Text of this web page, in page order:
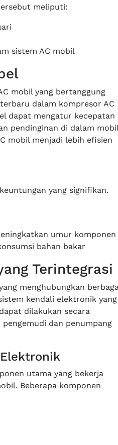
meliputi:
sistem AC mobil
mobil yang bertanggung
dalam kompresor AC
dapat mengatur kecepatan
pendinginan di dalam
mobil menjadi lebih efisien
yang signifikan.
umur komponen
bahan bakar
Terintegrasi
menghubungkan
kendali elektronik yang
dilakukan secara
dan penumpang
utama yang bekerja
Beberapa komponen